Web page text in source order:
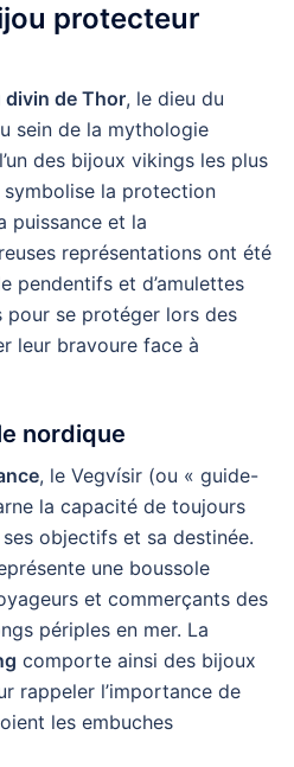
protecteur
divin de Thor, le dieu du
sein de la mythologie
des bijoux vikings les plus
la protection
puissance et la
représentations ont été
pendentifs et d’amulettes
pour se protéger lors des
leur bravoure face à
nordique
, le Vegvísir (ou « guide-
la capacité de toujours
objectifs et sa destinée.
une boussole
et commerçants des
périples en mer. La
comporte ainsi des bijoux
rappeler l’importance de
les embuches